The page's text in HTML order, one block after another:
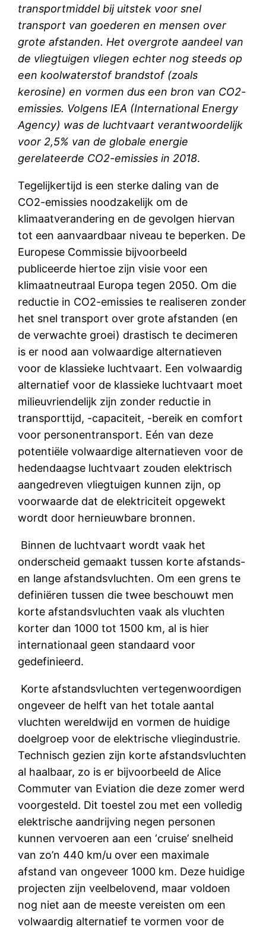
transportmiddel bij uitstek voor snel
transport van goederen en mensen over
grote afstanden. Het overgrote aandeel van
de vliegtuigen vliegen echter nog steeds op
een koolwaterstof brandstof (zoals
kerosine) en vormen dus een bron van CO2-
emissies. Volgens IEA (International Energy
Agency) was de luchtvaart verantwoordelijk
voor 2,5% van de globale energie
gerelateerde CO2-emissies in 2018.
Tegelijkertijd is een sterke daling van de
CO2-emissies noodzakelijk om de
klimaatverandering en de gevolgen hiervan
tot een aanvaardbaar niveau te beperken. De
Europese Commissie bijvoorbeeld
publiceerde hiertoe zijn visie voor een
klimaatneutraal Europa tegen 2050. Om die
reductie in CO2-emissies te realiseren zonder
het snel transport over grote afstanden (en
de verwachte groei) drastisch te decimeren
is er nood aan volwaardige alternatieven
voor de klassieke luchtvaart. Een volwaardig
alternatief voor de klassieke luchtvaart moet
milieuvriendelijk zijn zonder reductie in
transporttijd, -capaciteit, -bereik en comfort
voor personentransport. Eén van deze
potentiële volwaardige alternatieven voor de
hedendaagse luchtvaart zouden elektrisch
aangedreven vliegtuigen kunnen zijn, op
voorwaarde dat de elektriciteit opgewekt
wordt door hernieuwbare bronnen.
Binnen de luchtvaart wordt vaak het
onderscheid gemaakt tussen korte afstands-
en lange afstandsvluchten. Om een grens te
definiëren tussen die twee beschouwt men
korte afstandsvluchten vaak als vluchten
korter dan 1000 tot 1500 km, al is hier
internationaal geen standaard voor
gedefinieerd.
Korte afstandsvluchten vertegenwoordigen
ongeveer de helft van het totale aantal
vluchten wereldwijd en vormen de huidige
doelgroep voor de elektrische vliegindustrie.
Technisch gezien zijn korte afstandsvluchten
al haalbaar, zo is er bijvoorbeeld de Alice
Commuter van Eviation die deze zomer werd
voorgesteld. Dit toestel zou met een volledig
elektrische aandrijving negen personen
kunnen vervoeren aan een ‘cruise’ snelheid
van zo’n 440 km/u over een maximale
afstand van ongeveer 1000 km. Deze huidige
projecten zijn veelbelovend, maar voldoen
nog niet aan de meeste vereisten om een
volwaardig alternatief te vormen voor de